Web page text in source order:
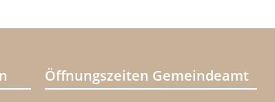
Öffnungszeiten Gemeindeamt